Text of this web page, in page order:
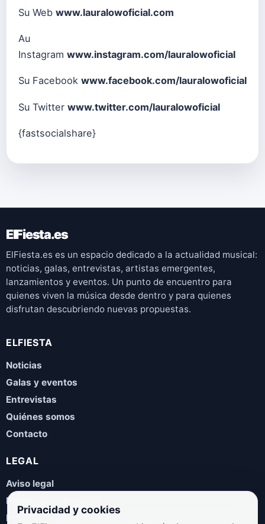
Su Web www.lauralowoficial.com
Au
Instagram www.instagram.com/lauralowoficial
Su Facebook www.facebook.com/lauralowoficial
Su Twitter www.twitter.com/lauralowoficial
{fastsocialshare}
ElFiesta.es
ElFiesta.es es un espacio dedicado a la actualidad musical:
noticias, galas, entrevistas, artistas emergentes,
lanzamientos y eventos. Un punto de encuentro para
quienes viven la música desde dentro y para quienes
disfrutan descubriendo nuevas propuestas.
ELFIESTA
Noticias
Galas y eventos
Entrevistas
Quiénes somos
Contacto
LEGAL
Aviso legal
Política de privacidad
Política de cookies
Privacidad y cookies